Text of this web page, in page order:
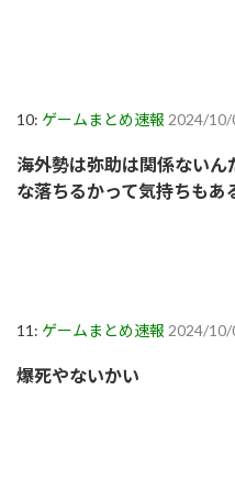
10: ゲームまとめ速報 2024/10/
海外勢は弥助は関係ない
な落ちるかって気持ちもあ
11: ゲームまとめ速報 2024/10/
爆死やないかい